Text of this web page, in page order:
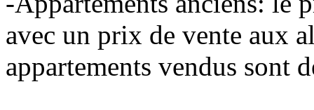
avec un prix de vente aux
appartements vendus sont